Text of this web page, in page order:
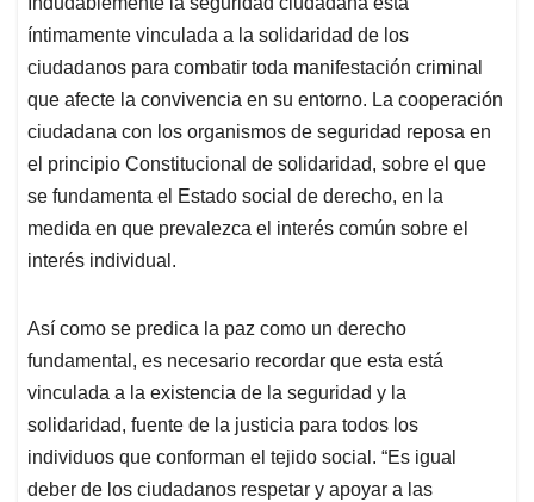
s
A
p
p
b
o
o
k
e
d
I
n
l
a
d
s
íntimamente vinculada a la solidaridad de los
ciudadanos para combatir toda manifestación criminal
que afecte la convivencia en su entorno. La cooperación
ciudadana con los organismos de seguridad reposa en
el principio Constitucional de solidaridad, sobre el que
se fundamenta el Estado social de derecho, en la
medida en que prevalezca el interés común sobre el
interés individual.
Así como se predica la paz como un derecho
fundamental, es necesario recordar que esta está
vinculada a la existencia de la seguridad y la
solidaridad, fuente de la justicia para todos los
individuos que conforman el tejido social. “Es igual
deber de los ciudadanos respetar y apoyar a las